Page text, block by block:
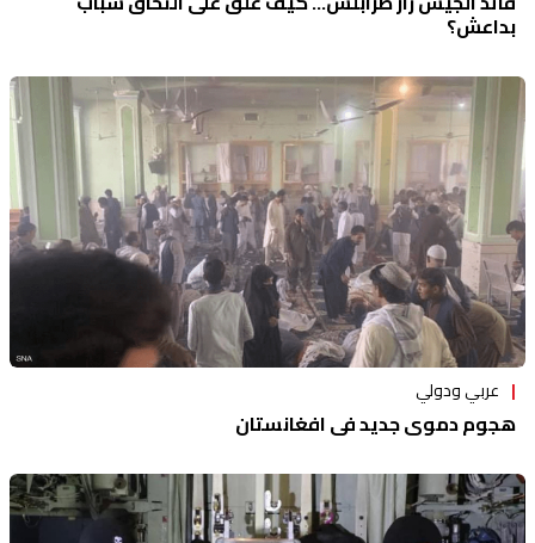
بداعش؟
عربي ودولي
هجوم دموي جديد في افغانستان